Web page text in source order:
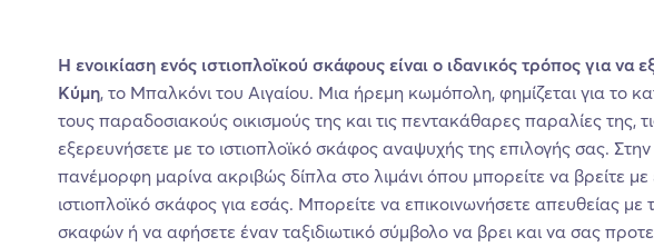
Η ενοικίαση ενός ιστιοπλοϊκού σκάφους είναι ο ιδανικός τρόπος για να
Κύμη, το Μπαλκόνι του Αιγαίου. Μια ήρεμη κωμόπολη, φημίζεται για το
τους παραδοσιακούς οικισμούς της και τις πεντακάθαρες παραλίες της,
εξερευνήσετε με το ιστιοπλοϊκό σκάφος αναψυχής της επιλογής σας.
πανέμορφη μαρίνα ακριβώς δίπλα στο λιμάνι όπου μπορείτε να βρείτε με
ιστιοπλοϊκό σκάφος για εσάς. Μπορείτε να επικοινωνήσετε απευθείας με
σκαφών ή να αφήσετε έναν ταξιδιωτικό σύμβολο να βρει και να σας